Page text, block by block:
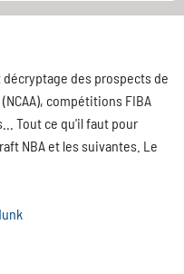
décryptage des prospects de
compétitions FIBA
Tout ce qu'il faut pour
NBA et les suivantes. Le